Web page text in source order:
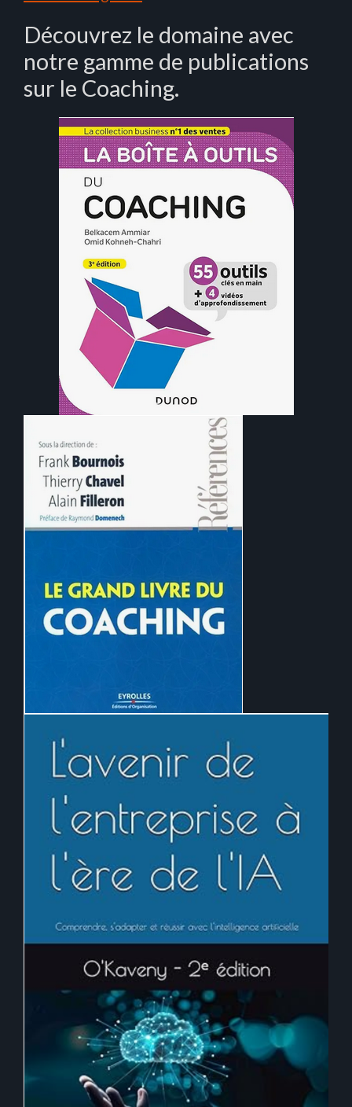
Découvrez le domaine avec
notre gamme de publications
sur le Coaching.